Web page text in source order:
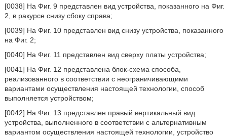
[0038] На Фиг. 9 представлен вид устройства, показанного на Фиг.
2, в ракурсе снизу сбоку справа;
[0039] На Фиг. 10 представлен вид снизу устройства, показанного
на Фиг. 2;
[0040] На Фиг. 11 представлен вид сверху платы устройства;
[0041] На Фиг. 12 представлена блок-схема способа,
реализованного в соответствии с неограничивающими
вариантами осуществления настоящей технологии, способ
выполняется устройством;
[0042] На Фиг. 13 представлен правый вертикальный вид
устройства, выполненного в соответствии с альтернативным
вариантом осуществления настоящей технологии, устройство